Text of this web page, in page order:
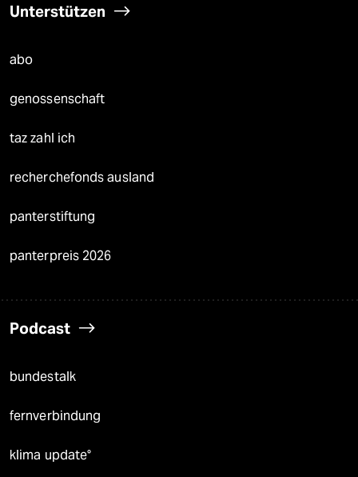
Unterstützen
abo
genossenschaft
taz zahl ich
recherchefonds ausland
panterstiftung
panterpreis 2026
Podcast
bundestalk
fernverbindung
klima update°